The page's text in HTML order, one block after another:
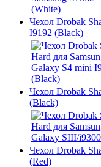
Чехол Drobak
I9192 (Black)
Чехол Drobak
(Black)
Чехол Drobak
(Red)